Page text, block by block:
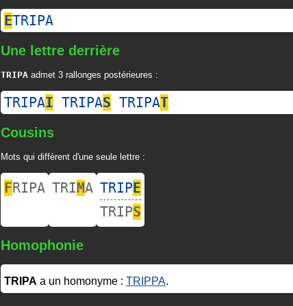
ETRIPA
Une lettre derrière
TRIPA admet 3 rallonges postérieures :
TRIPAI TRIPAS TRIPAT
Cousins
Mots qui diffèrent d'une seule lettre :
FRIPA TRIMA TRIPE
TRIPS
Homophonie
TRIPA a un homonyme : TRIPPA.